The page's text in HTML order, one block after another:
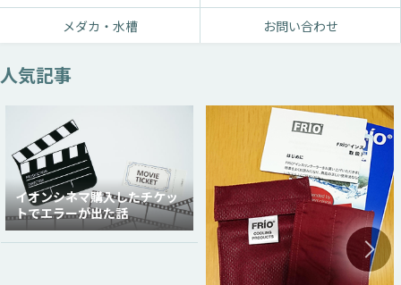
メダカ・水槽
お問い合わせ
人気記事
イオンシネマ購入したチケッ
トでエラーが出た話